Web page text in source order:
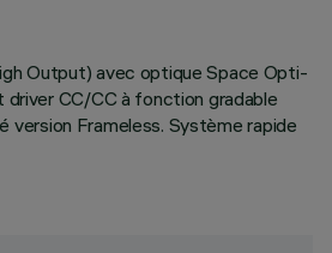
Output) avec optique Space Opti-
CC/CC à fonction gradable
version Frameless. Système rapide